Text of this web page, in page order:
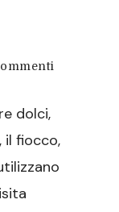
dolci
dolci,
il fiocco,